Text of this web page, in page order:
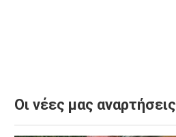
Οι νέες μας αναρτήσεις